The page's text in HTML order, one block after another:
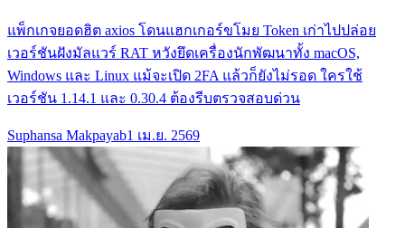
แพ็กเกจยอดฮิต axios โดนแฮกเกอร์ขโมย Token เก่าไปปล่อย
เวอร์ชันฝังมัลแวร์ RAT หวังยึดเครื่องนักพัฒนาทั้ง macOS,
Windows และ Linux แม้จะเปิด 2FA แล้วก็ยังไม่รอด ใครใช้
เวอร์ชัน 1.14.1 และ 0.30.4 ต้องรีบตรวจสอบด่วน
Suphansa Makpayab1 เม.ย. 2569